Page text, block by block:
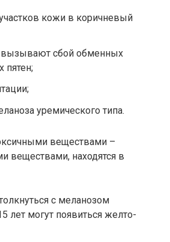
кожи в коричневый
вызывают сбой обменных
пятен;
уремического типа.
веществами –
веществами, находятся в
с меланозом
могут появиться желто-